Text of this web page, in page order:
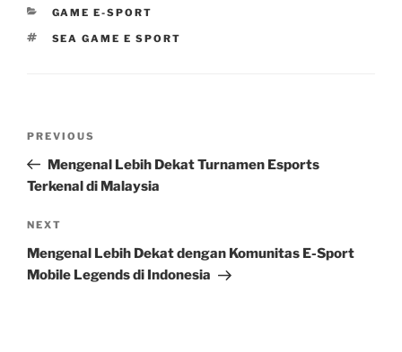
CATEGORIES
GAME E-SPORT
TAGS
SEA GAME E SPORT
Previous
Post
PREVIOUS
Mengenal Lebih Dekat Turnamen Esports
Terkenal di Malaysia
Next
Post
NEXT
Mengenal Lebih Dekat dengan Komunitas E-Sport
Mobile Legends di Indonesia